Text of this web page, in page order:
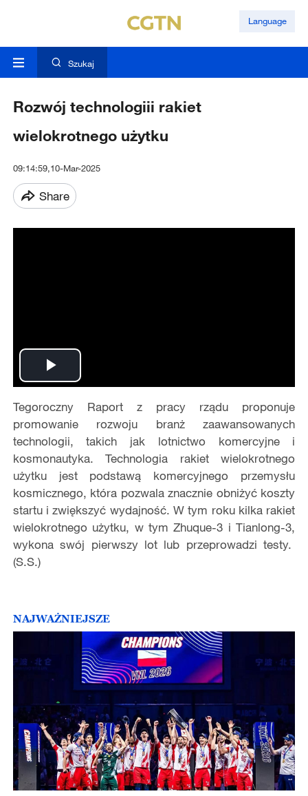
Language
Szukaj
Rozwój technologiii rakiet
wielokrotnego użytku
09:14:59,10-Mar-2025
Share
Play
Video
Tegoroczny Raport z pracy rządu proponuje
promowanie rozwoju branż zaawansowanych
technologii, takich jak lotnictwo komercyjne i
kosmonautyka. Technologia rakiet wielokrotnego
użytku jest podstawą komercyjnego przemysłu
kosmicznego, która pozwala znacznie obniżyć koszty
startu i zwiększyć wydajność. W tym roku kilka rakiet
wielokrotnego użytku, w tym Zhuque-3 i Tianlong-3,
wykona swój pierwszy lot lub przeprowadzi testy.
(S.S.)
NAJWAŻNIEJSZE